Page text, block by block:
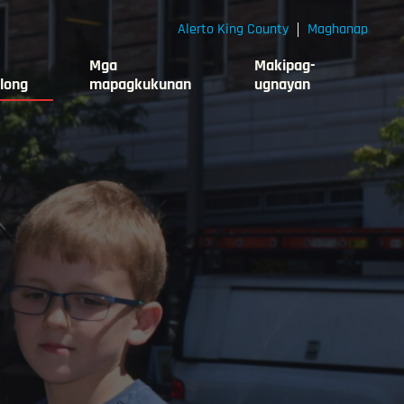
Mga
mapagkukunan
Makipag-
ugnayan
Alerto King County Maghanap